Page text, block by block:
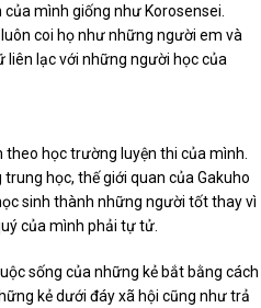
mình giống như Korosensei.
coi họ như những người em và
liên lạc với những người học của
học trường luyện thi của mình.
học, thế giới quan của Gakuho
sinh thành những người tốt thay vì
của mình phải tự tử.
sống của những kẻ bắt bằng cách
kẻ dưới đáy xã hội cũng như trả